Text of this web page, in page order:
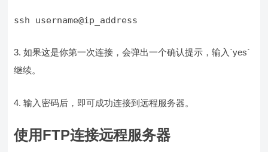
ssh username@ip_address
3. 如果这是你第一次连接，会弹出一个确认提示，输入`yes`
继续。
4. 输入密码后，即可成功连接到远程服务器。
使用FTP连接远程服务器